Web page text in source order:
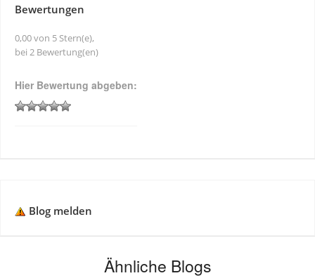
Bewertungen
0,00 von 5 Stern(e),
bei 2 Bewertung(en)
Hier Bewertung abgeben:
Blog melden
Ähnliche Blogs